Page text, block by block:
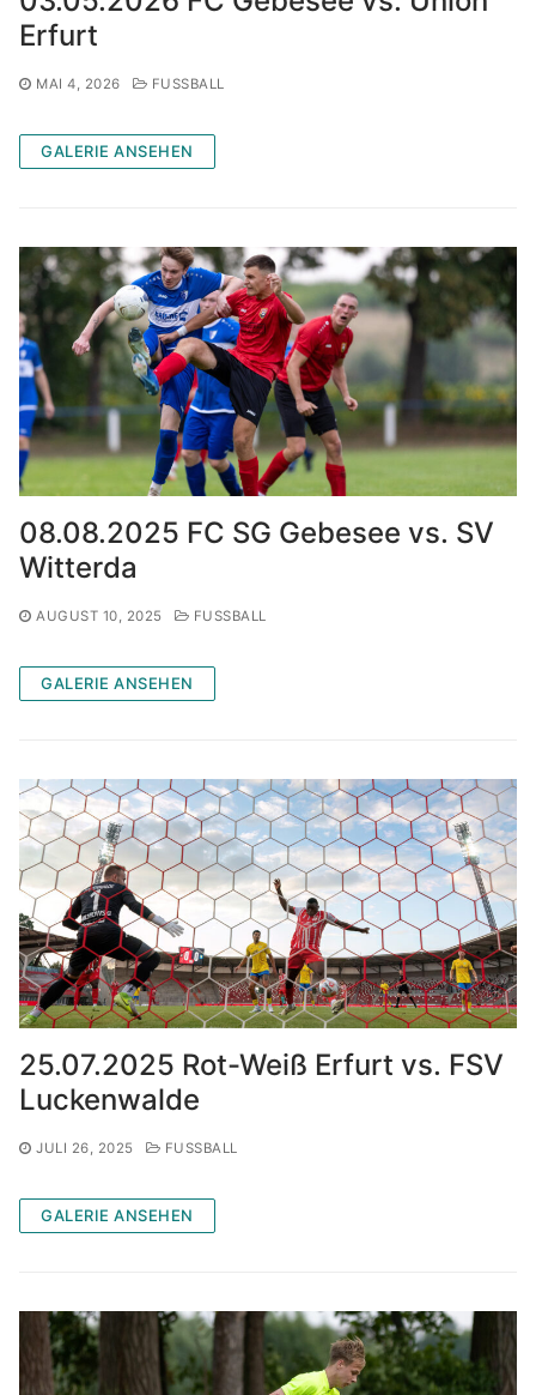
Erfurt
MAI 4, 2026 FUSSBALL
GALERIE ANSEHEN
08.08.2025 FC SG Gebesee vs. SV
Witterda
AUGUST 10, 2025 FUSSBALL
GALERIE ANSEHEN
25.07.2025 Rot-Weiß Erfurt vs. FSV
Luckenwalde
JULI 26, 2025 FUSSBALL
GALERIE ANSEHEN